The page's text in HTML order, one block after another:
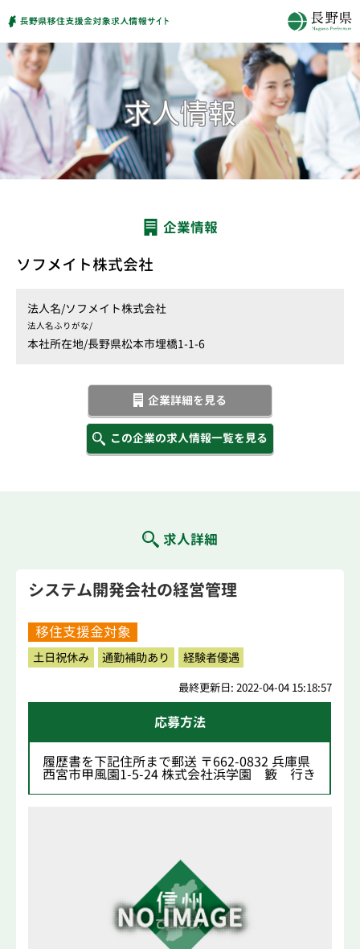
企業情報
ソフメイト株式会社
法人名/ソフメイト株式会社
法人名ふりがな/
本社所在地/長野県松本市埋橋1-1-6
企業詳細を見る
この企業の求人情報一覧を見る
求人詳細
システム開発会社の経営管理
移住支援金対象
土日祝休み 通勤補助あり 経験者優遇
最終更新日: 2022-04-04 15:18:57
応募方法
履歴書を下記住所まで郵送 〒662-0832 兵庫県
西宮市甲風園1-5-24 株式会社浜学園 籔 行き